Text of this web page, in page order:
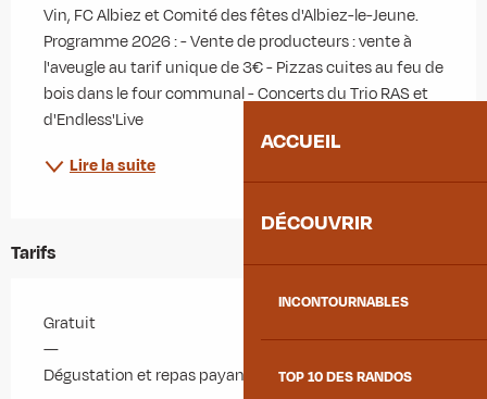
ACCUEIL
DÉCOUVRIR
INCONTOURNABLES
TOP 10 DES RANDOS
Vin, FC Albiez et Comité des fêtes d'Albiez-le-Jeune.
Programme 2026 : - Vente de producteurs : vente à
l'aveugle au tarif unique de 3€ - Pizzas cuites au feu de
bois dans le four communal - Concerts du Trio RAS et
d'Endless'Live
Lire la suite
Tarifs
Gratuit
—
Dégustation et repas payants